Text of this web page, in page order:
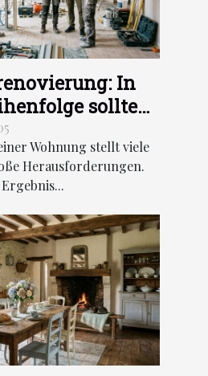
In
sollten
durchgeführt
Wohnung stellt viele
Herausforderungen.